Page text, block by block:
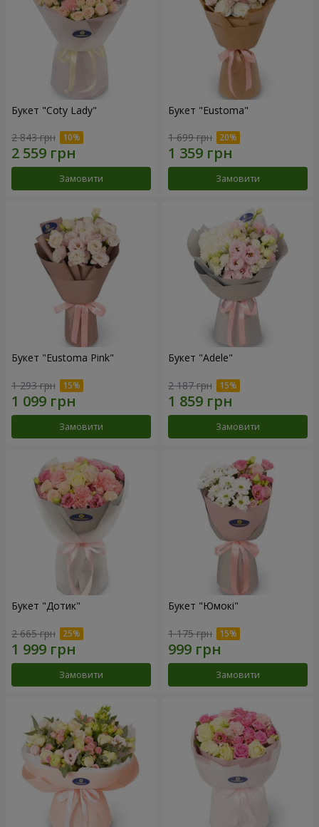
Букет "Coty Lady"
2 843 грн
Замовити
Букет "Eustoma"
1 699 грн
Замовити
Букет "Eustoma Pink"
1 293 грн
Замовити
Букет "Adele"
2 187 грн
Замовити
Букет "Дотик"
2 665 грн
Замовити
Букет "Юмокі"
1 175 грн
Замовити